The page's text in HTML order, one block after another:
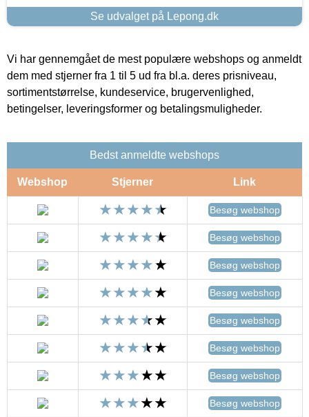
Se udvalget på Lepong.dk
Vi har gennemgået de mest populære webshops og anmeldt
dem med stjerner fra 1 til 5 ud fra bl.a. deres prisniveau,
sortimentstørrelse, kundeservice, brugervenlighed,
betingelser, leveringsformer og betalingsmuligheder.
Bedst anmeldte webshops
Webshop Stjerner Link
Besøg webshop
Besøg webshop
Besøg webshop
Besøg webshop
Besøg webshop
Besøg webshop
Besøg webshop
Besøg webshop